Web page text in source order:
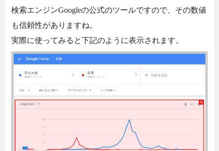
検索エンジンGoogleの公式のツールですので、その数値
も信頼性がありますね。
実際に使ってみると下記のように表示されます。